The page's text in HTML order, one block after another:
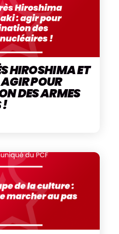
HIROSHIMA ET
POUR
DES ARMES
!